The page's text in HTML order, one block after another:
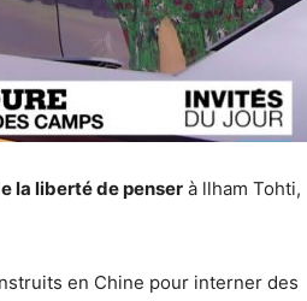
la liberté de penser à llham Tohti,
en Chine pour interner des